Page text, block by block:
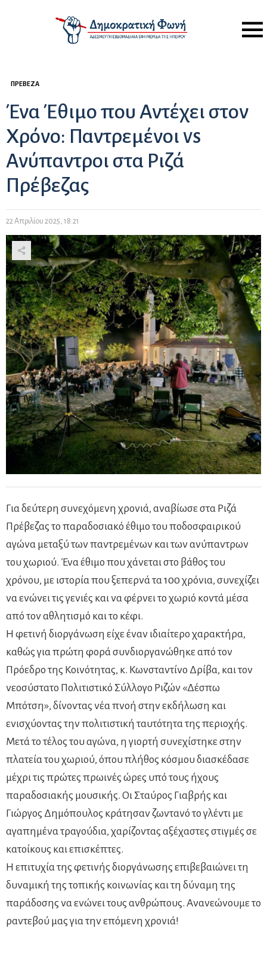
Menu
ΠΡΈΒΕΖΑ
Ένα Έθιμο που Αντέχει στον
Χρόνο: Παντρεμένοι vs
Ανύπαντροι στα Ριζά
Πρέβεζας
22 Απριλίου 2025, 18:21
Για δεύτερη συνεχόμενη χρονιά, αναβίωσε στα Ριζά
Πρέβεζας το παραδοσιακό έθιμο του ποδοσφαιρικού
αγώνα μεταξύ των παντρεμένων και των ανύπαντρων
του χωριού. Ένα έθιμο που χάνεται στο βάθος του
χρόνου, με ιστορία που ξεπερνά τα 100 χρόνια, συνεχίζει
να ενώνει τις γενιές και να φέρνει το χωριό κοντά μέσα
από τον αθλητισμό και το κέφι.
Η φετινή διοργάνωση είχε έναν ιδιαίτερο χαρακτήρα,
καθώς για πρώτη φορά συνδιοργανώθηκε από τον
Πρόεδρο της Κοινότητας, κ. Κωνσταντίνο Δρίβα, και τον
νεοσύστατο Πολιτιστικό Σύλλογο Ριζών «Δέσπω
Μπότση», δίνοντας νέα πνοή στην εκδήλωση και
ενισχύοντας την πολιτιστική ταυτότητα της περιοχής.
Μετά το τέλος του αγώνα, η γιορτή συνεχίστηκε στην
πλατεία του χωριού, όπου πλήθος κόσμου διασκέδασε
μέχρι τις πρώτες πρωινές ώρες υπό τους ήχους
παραδοσιακής μουσικής. Οι Σταύρος Γιαβρής και
Γιώργος Δημόπουλος κράτησαν ζωντανό το γλέντι με
αγαπημένα τραγούδια, χαρίζοντας αξέχαστες στιγμές σε
κατοίκους και επισκέπτες.
Η επιτυχία της φετινής διοργάνωσης επιβεβαιώνει τη
δυναμική της τοπικής κοινωνίας και τη δύναμη της
παράδοσης να ενώνει τους ανθρώπους. Ανανεώνουμε το
ραντεβού μας για την επόμενη χρονιά!